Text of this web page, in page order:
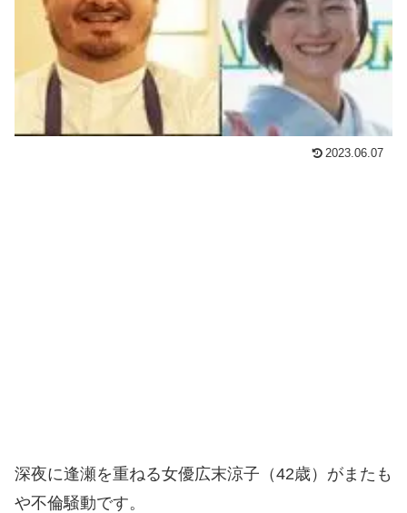
2023.06.07
深夜に逢瀬を重ねる女優広末涼子（42歳）がまたも
や不倫騒動です。